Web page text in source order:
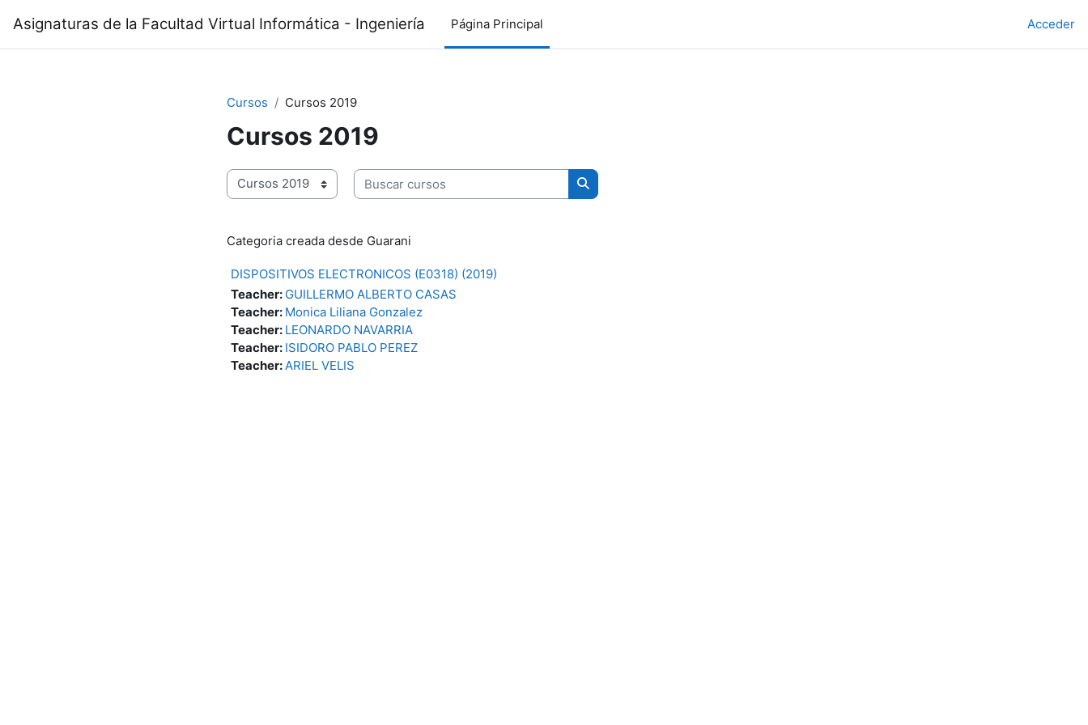
Asignaturas de la Facultad Virtual Informática - Ingeniería Página Principal Acceder
Cursos Cursos 2019
Cursos 2019
Categorías
Buscar cursos
Buscar cursos
Categoria creada desde Guarani
DISPOSITIVOS ELECTRONICOS (E0318) (2019)
Teacher: GUILLERMO ALBERTO CASAS
Teacher: Monica Liliana Gonzalez
Teacher: LEONARDO NAVARRIA
Teacher: ISIDORO PABLO PEREZ
Teacher: ARIEL VELIS